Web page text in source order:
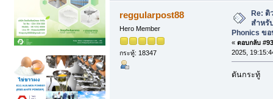
reggularpost88
Hero Member
กระทู้: 18347
Re: ติ
สำหรั
Phonics ข
« ตอบกลับ
2025,
ดันกระทู้